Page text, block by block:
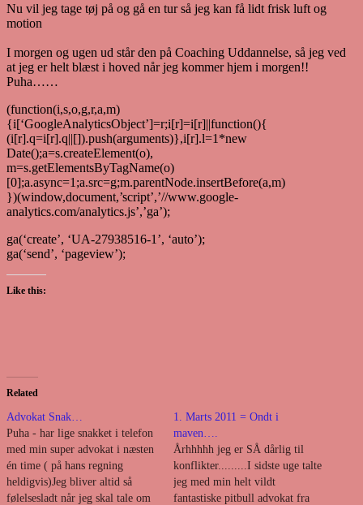
Nu vil jeg tage tøj på og gå en tur så jeg kan få lidt frisk luft og
motion
I morgen og ugen ud står den på Coaching Uddannelse, så jeg ved
at jeg er helt blæst i hoved når jeg kommer hjem i morgen!!
Puha……
(function(i,s,o,g,r,a,m)
{i[‘GoogleAnalyticsObject’]=r;i[r]=i[r]||function(){
(i[r].q=i[r].q||[]).push(arguments)},i[r].l=1*new
Date();a=s.createElement(o),
m=s.getElementsByTagName(o)
[0];a.async=1;a.src=g;m.parentNode.insertBefore(a,m)
})(window,document,’script’,’//www.google-
analytics.com/analytics.js’,’ga’);
ga(‘create’, ‘UA-27938516-1’, ‘auto’);
ga(‘send’, ‘pageview’);
Like this:
Related
Advokat Snak…
Puha - har lige snakket i telefon
med min super advokat i næsten
én time ( på hans regning
heldigvis)Jeg bliver altid så
følelsesladt når jeg skal tale om
1. Marts 2011 = Ondt i
maven….
Århhhhh jeg er SÅ dårlig til
konflikter.........I sidste uge talte
jeg med min helt vildt
fantastiske pitbull advokat fra